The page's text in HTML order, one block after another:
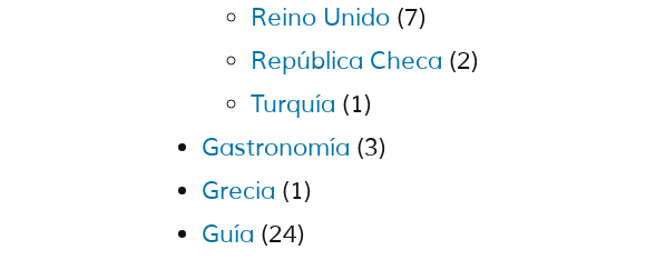
Reino Unido (7)
República Checa (2)
Turquía (1)
Gastronomía (3)
Grecia (1)
Guía (24)